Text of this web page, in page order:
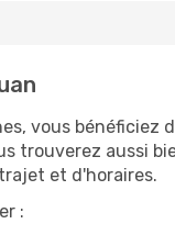
vous
trouverez aussi
et d'horaires.
: